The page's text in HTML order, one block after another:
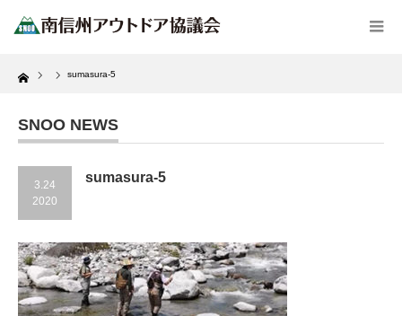
Home sumasura-5
SNOO NEWS
3.24
2020
sumasura-5